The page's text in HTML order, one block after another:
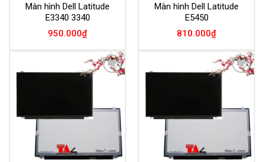
Màn hình Dell Latitude
E3340 3340
950.000₫
Màn hình Dell Latitude
E5450
810.000₫